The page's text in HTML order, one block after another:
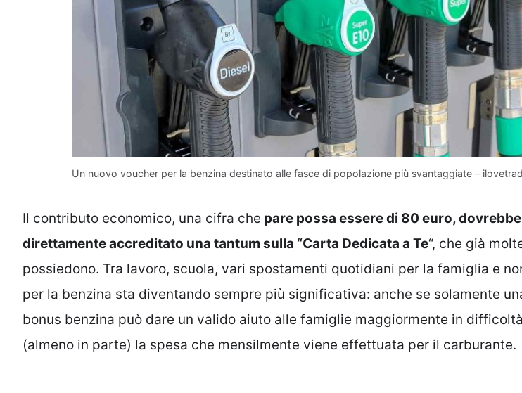
Un nuovo voucher per la benzina destinato alle fasce di popolazione più svantaggiate –
Il contributo economico, una cifra che pare possa essere di 80 euro,
direttamente accreditato una tantum sulla “Carta Dedicata a Te“, che già
possiedono. Tra lavoro, scuola, vari spostamenti quotidiani per la famiglia e
per la benzina sta diventando sempre più significativa: anche se solamente
bonus benzina può dare un valido aiuto alle famiglie maggiormente in
(almeno in parte) la spesa che mensilmente viene effettuata per il carburante.